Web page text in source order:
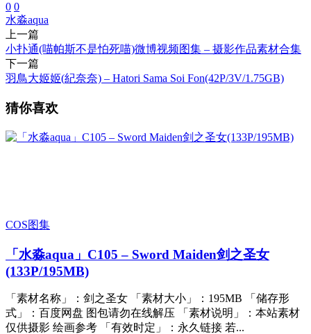
0 0
水淼aqua
上一篇
小扑通(喵帕斯不是怕死喵)微博视频图集 – 摄影作品素材合集
下一篇
羽鳥大姬姬(紀奈奈) – Hatori Sama Soi Fon(42P/3V/1.75GB)
猜你喜欢
COS图集
「水淼aqua」C105 – Sword Maiden剑之圣女
(133P/195MB)
「素材名称」：剑之圣女 「素材大小」：195MB 「储存形
式」：百度网盘 图包请勿在线解压 「素材说明」：本站素材
仅供摄影 绘画参考 「有效时定」：永久链接 若...